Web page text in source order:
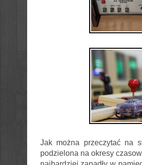
Jak można przeczytać na
podzielona na okresy